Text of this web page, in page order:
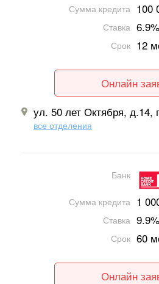
Сумма кредита 100
Ставка 6.9%
Срок 12
Онлайн
ул. 50 лет Октября, д.14,
все отделения
Банк
Сумма кредита 1
Ставка 9.9%
Срок 60
Онлайн